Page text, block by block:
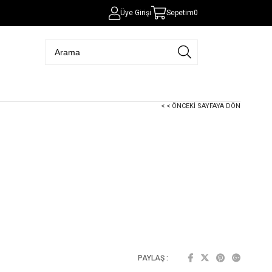
Üye Girişi Sepetim0
< < ÖNCEKI SAYFAYA DÖN
PAYLAŞ :